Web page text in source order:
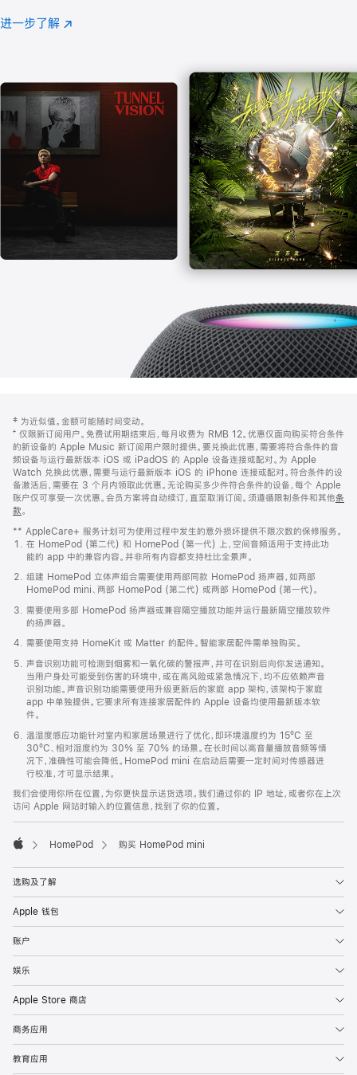
注
进一步了解 Apple
(在
口
中
打
开)
页
页
脚
注
‡ 为近似值。金额可能随时间变动。
⁺ 仅限新订阅用户。免费试用期结束后，每月收费为 RMB 12。优惠仅面向购买符合条件
的新设备的 Apple Music 新订阅用户限时提供。要兑换此优惠，需要将符合条件的音
频设备与运行最新版本 iOS 或 iPadOS 的 Apple 设备连接或配对。为 Apple
Watch 兑换此优惠，需要与运行最新版本 iOS 的 iPhone 连接或配对。符合条件的设
备激活后，需要在 3 个月内领取此优惠。无论购买多少件符合条件的设备，每个 Apple
账户仅可享受一次优惠。会员方案将自动续订，直至取消订阅。须遵循限制条件和其他条
款。
窗
口
中
打
开)
** AppleCare+ 服务计划可为使用过程中发生的意外损坏提供不限次数的保修服务。
在 HomePod (第二代) 和 HomePod (第一代) 上，空间音频适用于支持此功
能的 app 中的兼容内容。并非所有内容都支持杜比全景声。
组建 HomePod 立体声组合需要使用两部同款 HomePod 扬声器，如两部
HomePod mini、两部 HomePod (第二代) 或两部 HomePod (第一代)。
需要使用多部 HomePod 扬声器或兼容隔空播放功能并运行最新隔空播放软件
的扬声器。
需要使用支持 HomeKit 或 Matter 的配件。智能家居配件需单独购买。
声音识别功能可检测到烟雾和一氧化碳的警报声，并可在识别后向你发送通知。
当用户身处可能受到伤害的环境中，或在高风险或紧急情况下，均不应依赖声音
识别功能。声音识别功能需要使用升级更新后的家庭 app 架构，该架构于家庭
app 中单独提供。它要求所有连接家居配件的 Apple 设备均使用最新版本软
件。
温湿度感应功能针对室内和家居场景进行了优化，即环境温度约为 15ºC 至
30ºC、相对湿度约为 30% 至 70% 的场景。在长时间以高音量播放音频等情
况下，准确性可能会降低。HomePod mini 在启动后需要一定时间对传感器进
行校准，才可显示结果。
我们会使用你所在位置，为你更快显示送货选项。我们通过你的 IP 地址，或者你在上次
访问 Apple 网站时输入的位置信息，找到了你的位置。
HomePod 购买 HomePod mini
选购及了解
Apple 钱包
账户
娱乐
Apple Store 商店
商务应用
教育应用